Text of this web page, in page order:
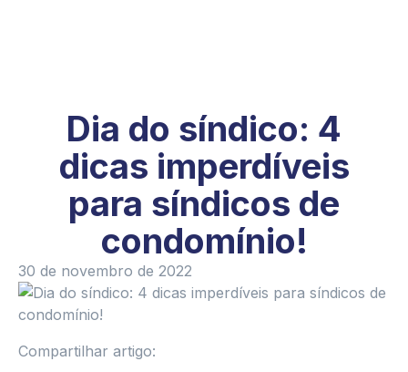
Dia do síndico: 4
dicas imperdíveis
para síndicos de
condomínio!
30 de novembro de 2022
Compartilhar artigo: